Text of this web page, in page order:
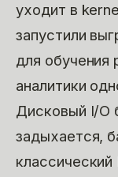
уходит в
запустили
для обучения
аналитики
Дисковый I/O
задыхается,